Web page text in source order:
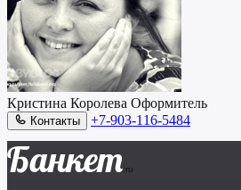
Кристина Королева Оформитель
Контакты +7-903-116-5484
Банкет .ru